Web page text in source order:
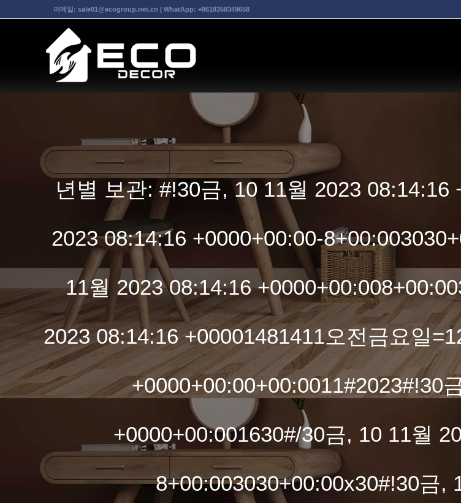
이메일: sale01@ecogroup.net.cn | WhatApp: +8618358349658
년별 보관: #!30금, 10 11월 2023 08:14:16
2023 08:14:16 +0000+00:00-
11월 2023 08:14:16
2023 08:14:16 +00001481411오전금요일
+0000+00:00+00:0011#2023#!30
+0000+00:001630#/30금, 10 11월
8+00:003030+00:00x30#!30금,